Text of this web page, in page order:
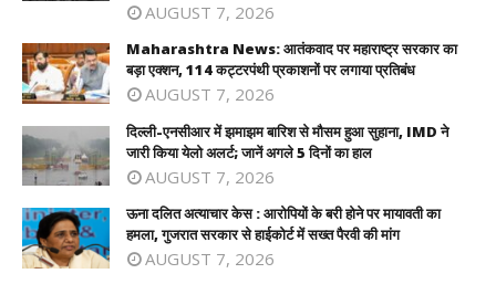
AUGUST 7, 2026
Maharashtra News: आतंकवाद पर महाराष्ट्र सरकार का
बड़ा एक्शन, 114 कट्टरपंथी प्रकाशनों पर लगाया प्रतिबंध
AUGUST 7, 2026
दिल्ली-एनसीआर में झमाझम बारिश से मौसम हुआ सुहाना, IMD ने
जारी किया येलो अलर्ट; जानें अगले 5 दिनों का हाल
AUGUST 7, 2026
ऊना दलित अत्याचार केस : आरोपियों के बरी होने पर मायावती का
हमला, गुजरात सरकार से हाईकोर्ट में सख्त पैरवी की मांग
AUGUST 7, 2026